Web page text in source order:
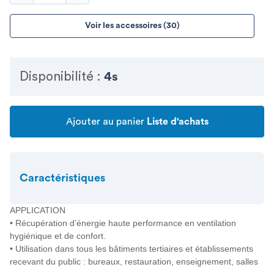
Voir les accessoires (30)
Disponibilité : 4s
Ajouter au panierListe d'achats
Caractéristiques
APPLICATION
• Récupération d’énergie haute performance en ventilation
hygiénique et de confort.
• Utilisation dans tous les bâtiments tertiaires et établissements
recevant du public : bureaux, restauration, enseignement, salles